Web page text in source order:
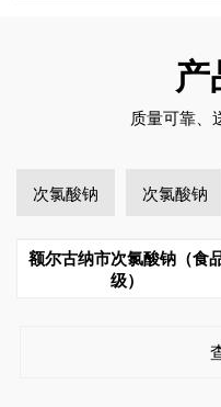
质量可靠、
次氯酸钠 次氯酸钠
额尔古纳市次氯酸钠（食
级）